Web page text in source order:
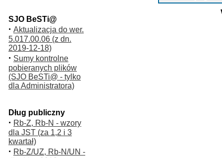
SJO BeSTi@
· Aktualizacja do wer.
5.017.00.06 (z dn.
2019-12-18)
· Sumy kontrolne
pobieranych plików
(SJO BeSTi@ - tylko
dla Administratora)
Dług publiczny
· Rb-Z, Rb-N - wzory
dla JST (za 1,2 i 3
kwartał)
· Rb-Z/UZ, Rb-N/UN -